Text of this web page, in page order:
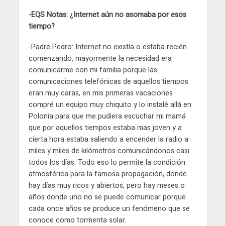
-EQS Notas: ¿Internet aún no asomaba por esos
tiempo?
-Padre Pedro: Internet no existía o estaba recién
comenzando, mayormente la necesidad era
comunicarme con mi familia porque las
comunicaciones telefónicas de aquellos tiempos
eran muy caras, en mis primeras vacaciones
compré un equipo muy chiquito y lo instalé allá en
Polonia para que me pudiera escuchar mi mamá
que por aquellos tiempos estaba mas joven y a
cierta hora estaba saliendo a encender la radio a
miles y miles de kilómetros comunicándonos casi
todos los días. Todo eso lo permite la condición
atmosférica para la famosa propagación, donde
hay días muy ricos y abiertos, pero hay meses o
años donde uno no se puede comunicar porque
cada once años se produce un fenómeno que se
conoce como tormenta solar.